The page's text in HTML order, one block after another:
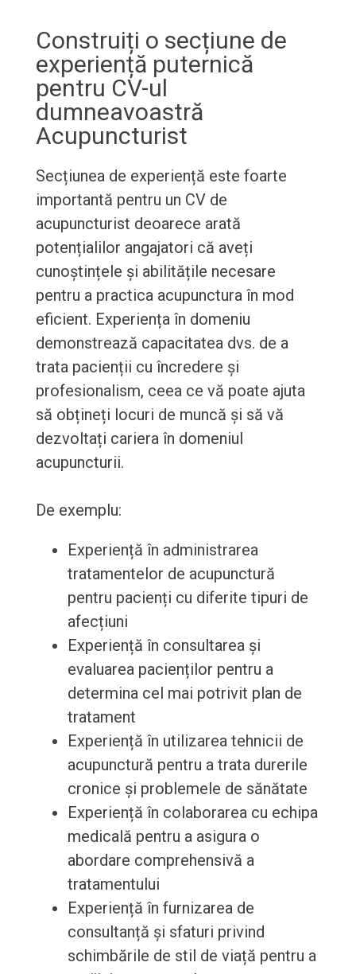
Construiți o secțiune de
experiență puternică
pentru CV-ul
dumneavoastră
Acupuncturist
Secțiunea de experiență este foarte
importantă pentru un CV de
acupuncturist deoarece arată
potențialilor angajatori că aveți
cunoștințele și abilitățile necesare
pentru a practica acupunctura în mod
eficient. Experiența în domeniu
demonstrează capacitatea dvs. de a
trata pacienții cu încredere și
profesionalism, ceea ce vă poate ajuta
să obțineți locuri de muncă și să vă
dezvoltați cariera în domeniul
acupuncturii.
De exemplu:
Experiență în administrarea
tratamentelor de acupunctură
pentru pacienți cu diferite tipuri de
afecțiuni
Experiență în consultarea și
evaluarea pacienților pentru a
determina cel mai potrivit plan de
tratament
Experiență în utilizarea tehnicii de
acupunctură pentru a trata durerile
cronice și problemele de sănătate
Experiență în colaborarea cu echipa
medicală pentru a asigura o
abordare comprehensivă a
tratamentului
Experiență în furnizarea de
consultanță și sfaturi privind
schimbările de stil de viață pentru a